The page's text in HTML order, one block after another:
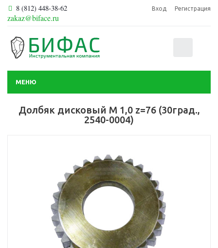
8 (812) 448-38-62
zakaz@biface.ru
Вход Регистрация
МЕНЮ
Долбяк дисковый М 1,0 z=76 (30град.,
2540-0004)